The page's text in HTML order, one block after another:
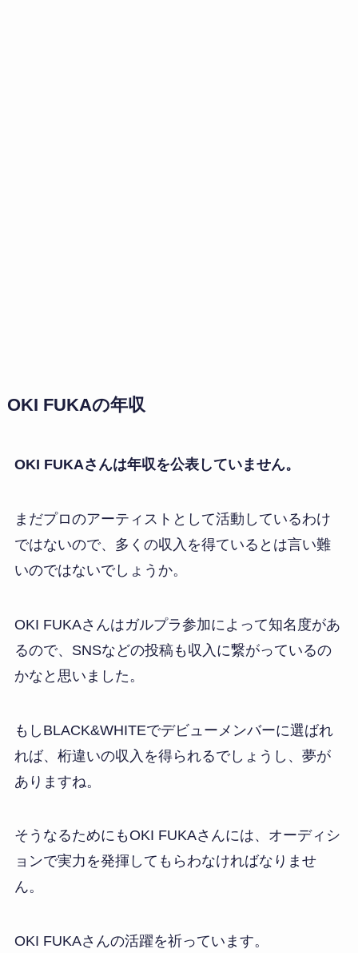
OKI FUKAの年収
OKI FUKAさんは年収を公表していません。
まだプロのアーティストとして活動しているわけ
ではないので、多くの収入を得ているとは言い難
いのではないでしょうか。
OKI FUKAさんはガルプラ参加によって知名度があ
るので、SNSなどの投稿も収入に繋がっているの
かなと思いました。
もしBLACK&WHITEでデビューメンバーに選ばれ
れば、桁違いの収入を得られるでしょうし、夢が
ありますね。
そうなるためにもOKI FUKAさんには、オーディシ
ョンで実力を発揮してもらわなければなりませ
ん。
OKI FUKAさんの活躍を祈っています。